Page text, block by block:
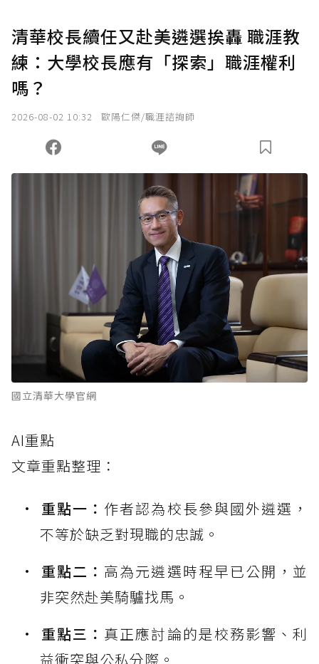
確認送出
您當前剩餘 U 利點數：0點；前往 購買點數
清華校長續任又赴美遴選挨轟 職涯教
練：大學校長應有「探索」職涯權利
嗎？
2026-08-02 10:32 歐陽仁傑/職涯諮詢師
國立清華大學官網
AI重點
文章重點整理：
重點一： 作者認為校長參與國外遴選，
不等於缺乏對現職的忠誠。
重點二： 高為元遴選時程早已公開，並
非突然赴美騎驢找馬。
重點三： 真正應討論的是校務影響、利
益衝突與公私分際。